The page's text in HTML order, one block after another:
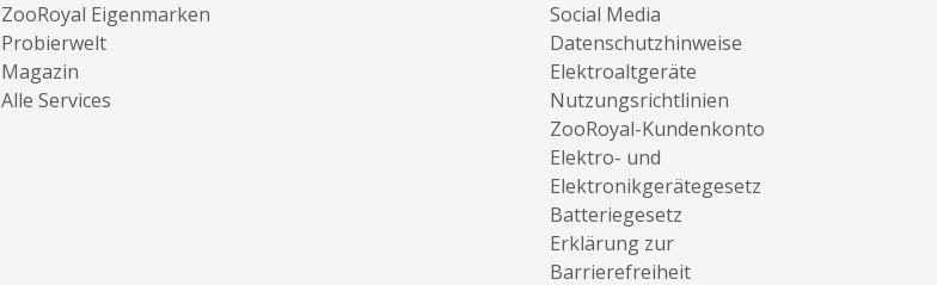
ZooRoyal Eigenmarken
Probierwelt
Magazin
Alle Services
Social Media
Datenschutzhinweise
Elektroaltgeräte
Nutzungsrichtlinien
ZooRoyal-Kundenkonto
Elektro- und
Elektronikgerätegesetz
Batteriegesetz
Erklärung zur
Barrierefreiheit